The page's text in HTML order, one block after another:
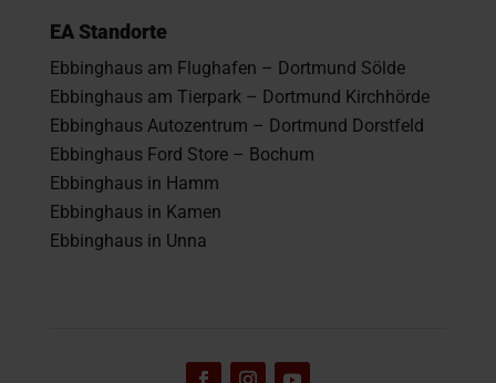
EA Standorte
Ebbinghaus am Flughafen – Dortmund Sölde
Ebbinghaus am Tierpark – Dortmund Kirchhörde
Ebbinghaus Autozentrum – Dortmund Dorstfeld
Ebbinghaus Ford Store – Bochum
Ebbinghaus in Hamm
Ebbinghaus in Kamen
Ebbinghaus in Unna